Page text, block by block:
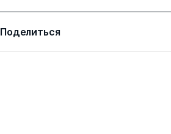
Расторопова Ольга
Владимировна
Поделиться